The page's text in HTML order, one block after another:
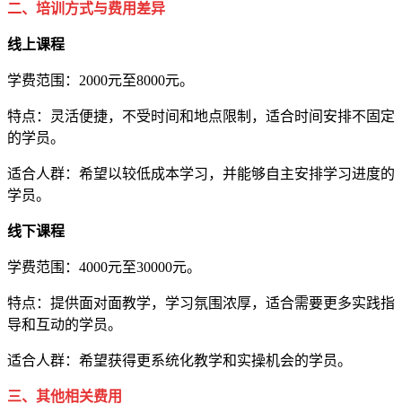
二、培训方式与费用差异
线上课程
学费范围：2000元至8000元。
特点：灵活便捷，不受时间和地点限制，适合时间安排不固定
的学员。
适合人群：希望以较低成本学习，并能够自主安排学习进度的
学员。
线下课程
学费范围：4000元至30000元。
特点：提供面对面教学，学习氛围浓厚，适合需要更多实践指
导和互动的学员。
适合人群：希望获得更系统化教学和实操机会的学员。
三、其他相关费用